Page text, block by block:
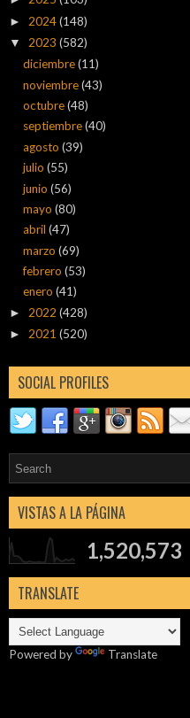
► 2024(148)
▼ 2023 (582)
diciembre(11)
noviembre(43)
octubre(48)
septiembre(40)
agosto(39)
julio(55)
junio(56)
mayo(80)
abril(47)
marzo(69)
febrero(53)
enero(41)
► 2022 (428)
► 2021 (520)
SOCIAL PROFILES
VISTAS A LA PÁGINA
1,520,573
TRANSLATE
Powered by Translate